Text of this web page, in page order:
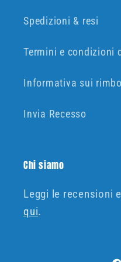
Spedizioni & resi
Termini e condizioni
Informativa sui
Invia Recesso
Chi siamo
Leggi le recensioni
qui.